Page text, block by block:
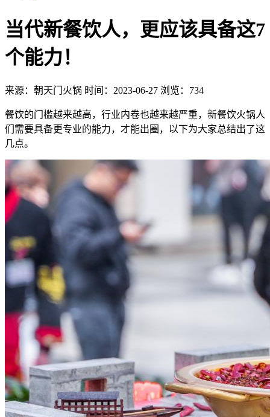
当代新餐饮人，更应该具备这7
个能力！
来源：朝天门火锅 时间：2023-06-27 浏览：734
餐饮的门槛越来越高，行业内卷也越来越严重，新餐饮火锅人
们需要具备更专业的能力，才能出圈，以下为大家总结出了这
几点。